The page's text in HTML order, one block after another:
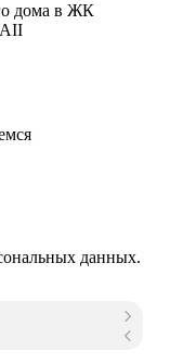
дома в ЖК
AII
данных.